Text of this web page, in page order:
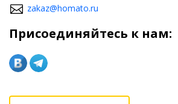
zakaz@homato.ru
Присоединяйтесь к нам: